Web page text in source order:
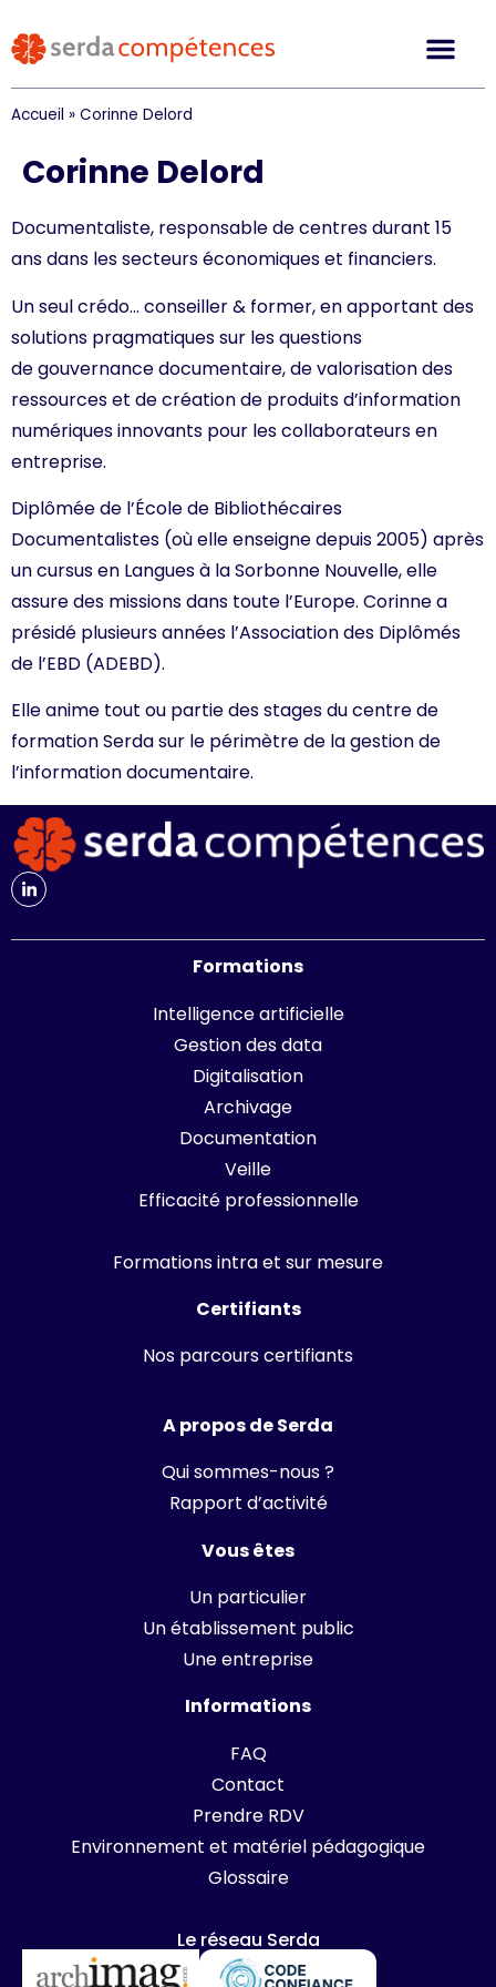
Accueil » Corinne Delord
Corinne Delord
Documentaliste, responsable de centres durant 15
ans dans les secteurs économiques et financiers.
Un seul crédo… conseiller & former, en apportant des
solutions pragmatiques sur les questions
de gouvernance documentaire, de valorisation des
ressources et de création de produits d’information
numériques innovants pour les collaborateurs en
entreprise.
Diplômée de l’École de Bibliothécaires
Documentalistes (où elle enseigne depuis 2005) après
un cursus en Langues à la Sorbonne Nouvelle, elle
assure des missions dans toute l’Europe. Corinne a
présidé plusieurs années l’Association des Diplômés
de l’EBD (ADEBD).
Elle anime tout ou partie des stages du centre de
formation Serda sur le périmètre de la gestion de
l’information documentaire.
Formations
Intelligence artificielle
Gestion des data
Digitalisation
Archivage
Documentation
Veille
Efficacité professionnelle
Formations intra et sur mesure
Certifiants
Nos parcours certifiants
A propos de Serda
Qui sommes-nous ?
Rapport d’activité
Vous êtes
Un particulier
Un établissement public
Une entreprise
Informations
FAQ
Contact
Prendre RDV
Environnement et matériel pédagogique
Glossaire
Le réseau Serda